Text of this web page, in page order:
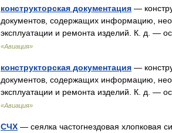
конструкторская документация —
документов, содержащих информацию,
эксплуатации и ремонта изделий. К. д. —
«Авиация»
конструкторская документация —
документов, содержащих информацию,
эксплуатации и ремонта изделий. К. д. —
«Авиация»
СЧХ — сеялка частогнездовая хлопковая